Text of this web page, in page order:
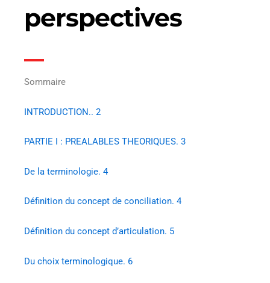
perspectives
Sommaire
INTRODUCTION.. 2
PARTIE I : PREALABLES THEORIQUES. 3
De la terminologie. 4
Définition du concept de conciliation. 4
Définition du concept d’articulation. 5
Du choix terminologique. 6